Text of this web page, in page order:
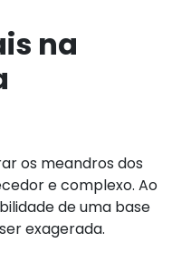
na
os meandros dos
e complexo. Ao
de uma base
exagerada.